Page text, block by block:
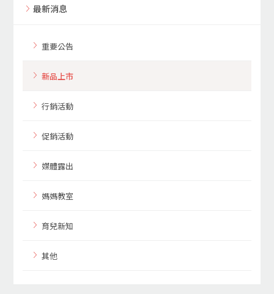
最新消息
重要公告
新品上市
行銷活動
促銷活動
媒體露出
媽媽教室
育兒新知
其他